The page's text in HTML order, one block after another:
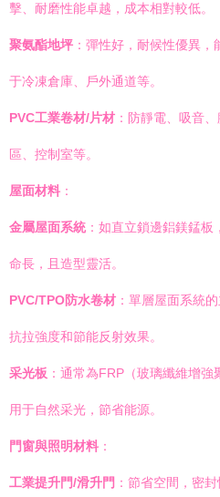
擊、耐磨性能卓越，成本相對較低。
聚氨酯地坪 ：彈性好，耐候性優異
于冷凍倉庫、戶外通道等。
PVC工業卷材/片材 ：防靜電、吸音
區、控制室等。
屋面材料 ：
金屬屋面系統 ：如直立鎖邊鋁鎂錳
命長，且造型靈活。
PVC/TPO防水卷材 ：單層屋面系統
抗拉強度和節能反射效果。
采光板 ：通常為FRP（玻璃纖維增強
用于自然采光，節省能源。
門窗與照明材料 ：
工業提升門/滑升門 ：節省空間，密